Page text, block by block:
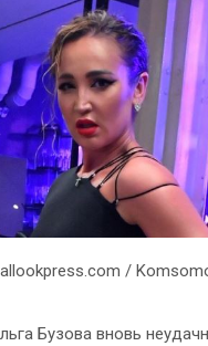
/
Бузова вновь